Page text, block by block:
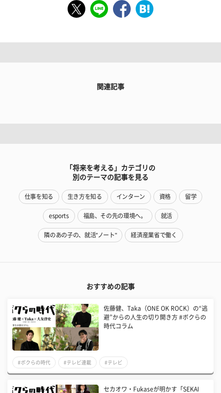
関連記事
「将来を考える」カテゴリの
別のテーマの記事を見る
仕事を知る 生き方を知る インターン 資格 留学
esports 福島、その先の環境へ。 就活
隣のあの子の、就活"ノート" 経済産業省で働く
おすすめの記事
佐藤健、Taka（ONE OK ROCK）の“逃
避”からの人生の切り開き方 #ボクらの
時代コラム
#ボクらの時代 #テレビ連載 #テレビ
セカオワ・Fukaseが明かす「SEKAI